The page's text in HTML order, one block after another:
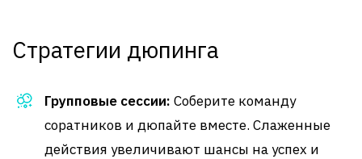
Стратегии дюпинга
Групповые сессии: Соберите команду
соратников и дюпайте вместе. Слаженные
действия увеличивают шансы на успех и